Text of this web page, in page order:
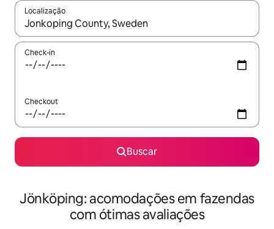
Localização
Quando os resultados estiverem disponíveis, explore-os
Check-in
Checkout
Buscar
Jönköping: acomodações em fazendas
com ótimas avaliações